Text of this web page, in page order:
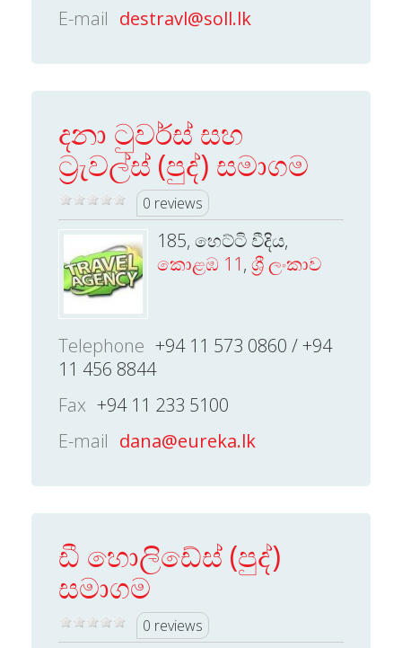
E-mail destravl@soll.lk
දනා ටුවර්ස් සහ
ට්‍රැවල්ස් (පුද්) සමාගම
0 reviews
185, හෙට්ටි වීදිය,
කොළඹ 11, ශ්‍රී ලංකාව
Telephone +94 11 573 0860 / +94
11 456 8844
Fax +94 11 233 5100
E-mail dana@eureka.lk
ඩී හොලිඩේස් (පුද්)
සමාගම
0 reviews